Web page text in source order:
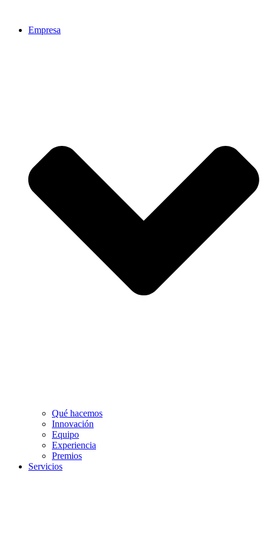
contenidoEmpresa
Qué hacemos
Innovación
Equipo
Experiencia
Premios
Servicios